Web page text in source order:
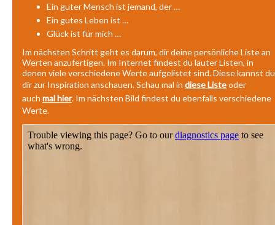
Ein guter Mensch ist jemand, der …
Ein gutes Leben ist …
Glück ist für mich …
Im nächsten Schritt geht es darum, dir deine persönliche Liste an
Werten anzufertigen. Im Internet findest du lauter Listen, in
denen viele verschiedene Werte aufgelistet sind. Diese kannst du
dir zur Inspiration anschauen. Schau mal in diese Listeoder
auch mal hier. Im nächsten Bild findest du ebenfalls verschiedene
Werte.